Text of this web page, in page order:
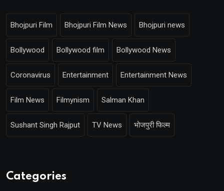
Bhojpuri Film Bhojpuri Film News Bhojpuri news
Bollywood Bollywood film Bollywood News
Coronavirus Entertainment Entertainment News
Film News Filmynism Salman Khan
Sushant Singh Rajput TV News भोजपुरी फिल्म
Categories